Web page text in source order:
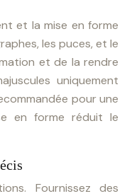
et la mise en forme
les puces, et le
et de la rendre
uniquement
pour une
en forme réduit le
Fournissez des